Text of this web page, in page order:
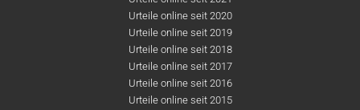
Urteile online seit 2020
Urteile online seit 2019
Urteile online seit 2018
Urteile online seit 2017
Urteile online seit 2016
Urteile online seit 2015